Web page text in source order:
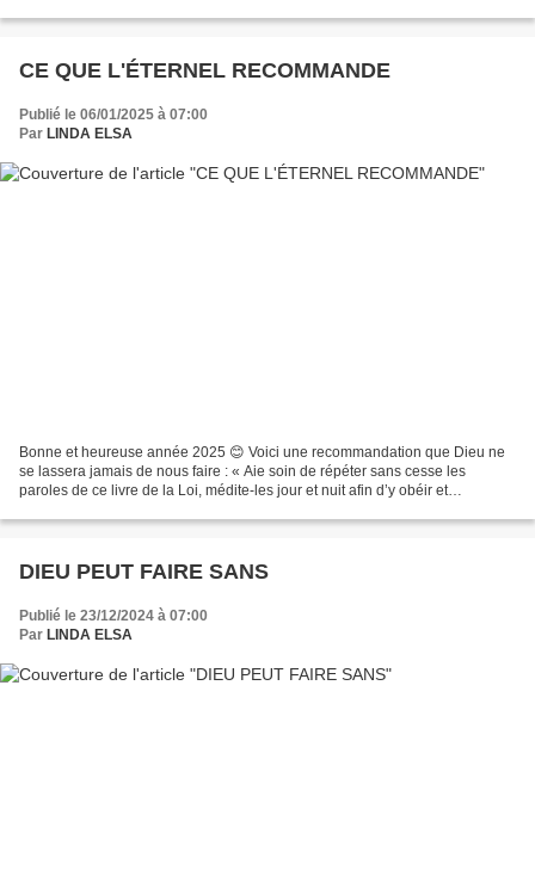
CE QUE L'ÉTERNEL RECOMMANDE
Publié le 06/01/2025 à 07:00
Par LINDA ELSA
Bonne et heureuse année 2025 😊 Voici une recommandation que Dieu ne
se lassera jamais de nous faire : « Aie soin de répéter sans cesse les
paroles de ce livre de la Loi, médite-les jour et nuit afin d’y obéir et
DIEU PEUT FAIRE SANS
Publié le 23/12/2024 à 07:00
Par LINDA ELSA